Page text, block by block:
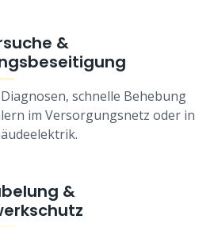
&
schnelle Behebung
im Versorgungsnetz oder in
&